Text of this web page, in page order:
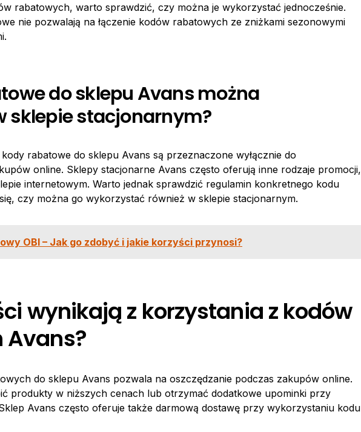
rabatowych, warto sprawdzić, czy można je wykorzystać jednocześnie.
nie pozwalają na łączenie kodów rabatowych ze zniżkami sezonowymi
do sklepu Avans można
sklepie stacjonarnym?
rabatowe do sklepu Avans są przeznaczone wyłącznie do
online. Sklepy stacjonarne Avans często oferują inne rodzaje promocji,
internetowym. Warto jednak sprawdzić regulamin konkretnego kodu
czy można go wykorzystać również w sklepie stacjonarnym.
OBI – Jak go zdobyć i jakie korzyści przynosi?
wynikają z korzystania z kodów
do sklepu Avans pozwala na oszczędzanie podczas zakupów online.
produkty w niższych cenach lub otrzymać dodatkowe upominki przy
Avans często oferuje także darmową dostawę przy wykorzystaniu kodu